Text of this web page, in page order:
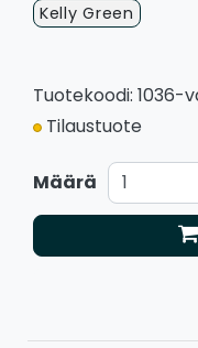
Kelly Green
Tuotekoodi: 1036-
Tilaustuote
Määrä